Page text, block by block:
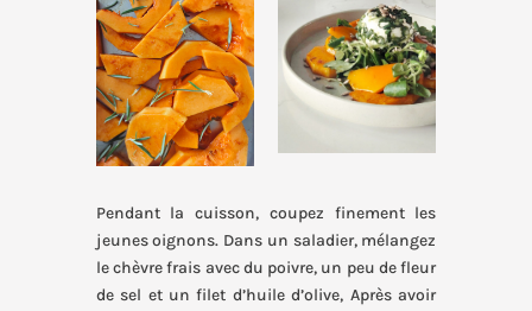
Pendant la cuisson, coupez finement les
jeunes oignons. Dans un saladier, mélangez
le chèvre frais avec du poivre, un peu de fleur
de sel et un filet d’huile d’olive, Après avoir